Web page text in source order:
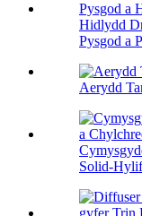
Hidlydd
Pysgod a
Aerydd
Solid-